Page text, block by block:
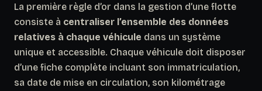
La première règle d’or dans la gestion d’une flotte
consiste à centraliser l’ensemble des données
relatives à chaque véhicule dans un système
unique et accessible. Chaque véhicule doit disposer
d’une fiche complète incluant son immatriculation,
sa date de mise en circulation, son kilométrage